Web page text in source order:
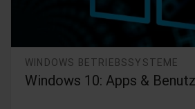
WINDOWS BETRIEBSSYSTEME
Windows 10: Apps &